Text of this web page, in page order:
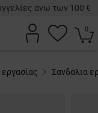
άνω των 100 €
0
Σανδάλια